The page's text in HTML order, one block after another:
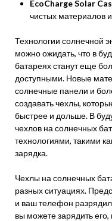
EcoCharge Solar
чистых материалов
Технологии солнечной
можно ожидать, что в
батареях станут еще
доступными. Новые
солнечные панели и
создавать чехлы,
быстрее и дольше. В
чехлов на солнечных
технологиями, такими
зарядка.
Чехлы на солнечных
разных ситуациях.
и ваш телефон
вы можете зарядить